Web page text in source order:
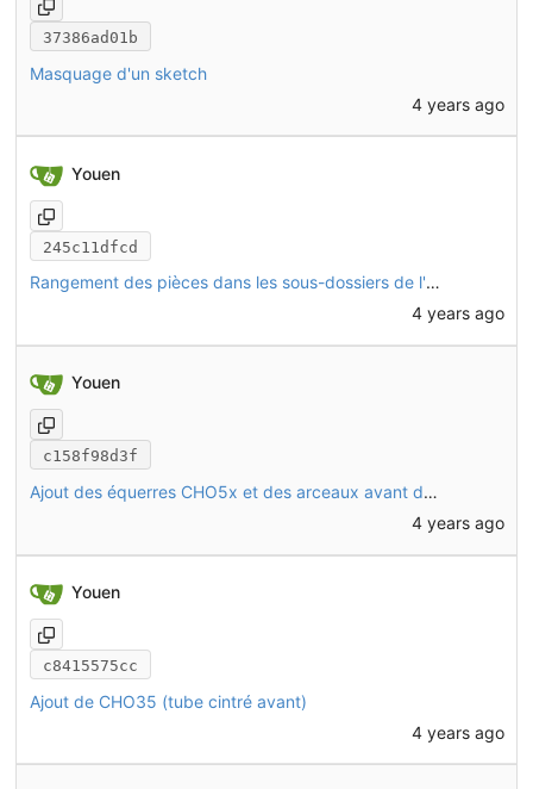
37386ad01b
Masquage d'un sketch
4 years ago
Youen
245c11dfcd
Rangement des pièces dans les sous-dossiers de l'assemblage
4 years ago
Youen
c158f98d3f
Ajout des équerres CHO5x et des arceaux avant dans l'assemblage
4 years ago
Youen
c8415575cc
Ajout de CHO35 (tube cintré avant)
4 years ago